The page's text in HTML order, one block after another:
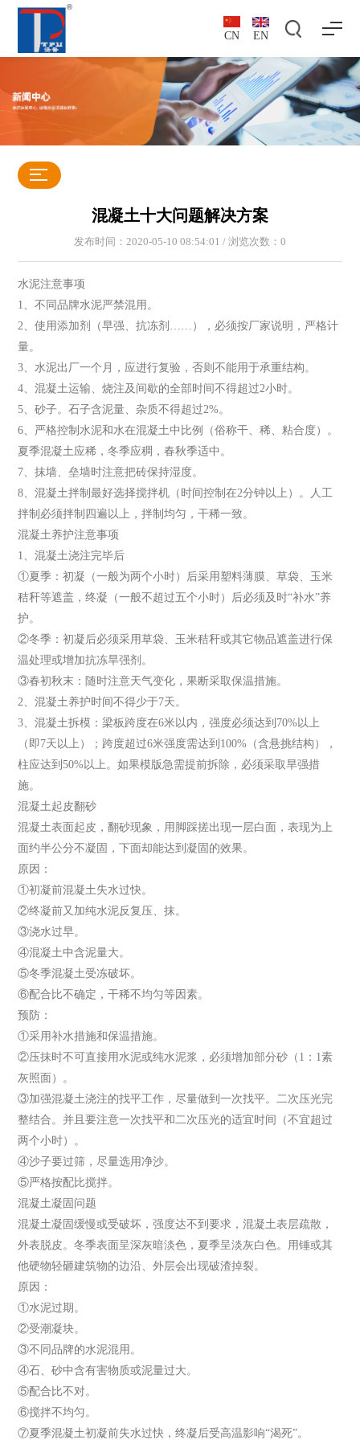
CN EN
混凝土十大问题解决方案
发布时间：2020-05-10 08:54:01 / 浏览次数： 0
水泥注意事项
1、不同品牌水泥严禁混用。
2、使用添加剂（早强、抗冻剂……），必须按厂家说明，严格计
量。
3、水泥出厂一个月，应进行复验，否则不能用于承重结构。
4、混凝土运输、烧注及间歇的全部时间不得超过2小时。
5、砂子。石子含泥量、杂质不得超过2%。
6、严格控制水泥和水在混凝土中比例（俗称干、稀、粘合度）。
夏季混凝土应稀，冬季应稠，春秋季适中。
7、抹墙、垒墙时注意把砖保持湿度。
8、混凝土拌制最好选择搅拌机（时间控制在2分钟以上）。人工
拌制必须拌制四遍以上，拌制均匀，干稀一致。
混凝土养护注意事项
1、混凝土浇注完毕后
①夏季：初凝（一般为两个小时）后采用塑料薄膜、草袋、玉米
秸秆等遮盖，终凝（一般不超过五个小时）后必须及时“补水”养
护。
②冬季：初凝后必须采用草袋、玉米秸秆或其它物品遮盖进行保
温处理或增加抗冻旱强剂。
③春初秋末：随时注意天气变化，果断采取保温措施。
2、混凝土养护时间不得少于7天。
3、混凝土拆模：梁板跨度在6米以内，强度必须达到70%以上
（即7天以上）；跨度超过6米强度需达到100%（含悬挑结构），
柱应达到50%以上。如果模版急需提前拆除，必须采取旱强措
施。
混凝土起皮翻砂
混凝土表面起皮，翻砂现象，用脚踩搓出现一层白面，表现为上
面约半公分不凝固，下面却能达到凝固的效果。
原因：
①初凝前混凝土失水过快。
②终凝前又加纯水泥反复压、抹。
③浇水过早。
④混凝土中含泥量大。
⑤冬季混凝土受冻破坏。
⑥配合比不确定，干稀不均匀等因素。
预防：
①采用补水措施和保温措施。
②压抹时不可直接用水泥或纯水泥浆，必须增加部分砂（1：1素
灰照面）。
③加强混凝土浇注的找平工作，尽量做到一次找平。二次压光完
整结合。并且要注意一次找平和二次压光的适宜时间（不宜超过
两个小时）。
④沙子要过筛，尽量选用净沙。
⑤严格按配比搅拌。
混凝土凝固问题
混凝土凝固缓慢或受破坏，强度达不到要求，混凝土表层疏散，
外表脱皮。冬季表面呈深灰暗淡色，夏季呈淡灰白色。用锤或其
他硬物轻砸建筑物的边沿、外层会出现破渣掉裂。
原因：
①水泥过期。
②受潮凝块。
③不同品牌的水泥混用。
④石、砂中含有害物质或泥量过大。
⑤配合比不对。
⑥搅拌不均匀。
⑦夏季混凝土初凝前失水过快，终凝后受高温影响“渴死”。